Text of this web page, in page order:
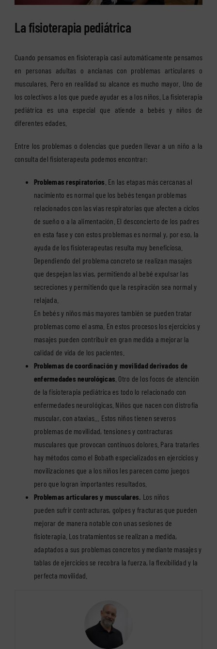
La fisioterapia pediátrica
Cuando pensamos en fisioterapia casi automáticamente pensamos
en personas adultas o ancianas con problemas articulares o
musculares. Pero en realidad su alcance es mucho mayor. Uno de
los colectivos a los que puede ayudar es a los niños. La fisioterapia
pediátrica es una especial que atiende a bebés y niños de
diferentes edades.
Entre los problemas o dolencias que pueden llevar a un niño a la
consulta del fisioterapeuta podemos encontrar:
Problemas respiratorios . En las etapas más cercanas al
nacimiento es normal que los bebés tengan problemas
relacionados con las vías respiratorias que afecten a ciclos
de sueño o a la alimentación. El desconcierto de los padres
en esta fase y con estos problemas es normal y, por eso, la
ayuda de los fisioterapeutas resulta muy beneficiosa.
Dependiendo del problema concreto se realizan masajes
que despejan las vías, permitiendo al bebé expulsar las
secreciones y permitiendo que la respiración sea normal y
relajada.
En bebés y niños más mayores también se pueden tratar
problemas como el asma. En estos procesos los ejercicios y
masajes pueden contribuir en gran medida a mejorar la
calidad de vida de los pacientes.
Problemas de coordinación y movilidad derivados de
enfermedades neurológicas . Otro de los focos de atención
de la fisioterapia pediátrica es todo lo relacionado con
enfermedades neurológicas. Niños que nacen con distrofia
muscular, con ataxias… Estos niños tienen severos
problemas de movilidad, tensiones y contracturas
musculares que provocan continuos dolores. Para tratarles
hay métodos como el Bobath especializados en ejercicios y
movilizaciones que a los niños les parecen como juegos
pero que logran importantes resultados.
Problemas articulares y musculares. Los niños
pueden sufrir contracturas, golpes y fracturas que pueden
mejorar de manera notable con unas sesiones de
fisioterapia. Los tratamientos se realizan a medida,
adaptados a sus problemas concretos y mediante masajes y
tablas de ejercicios se recobra la fuerza, la flexibilidad y la
perfecta movilidad.